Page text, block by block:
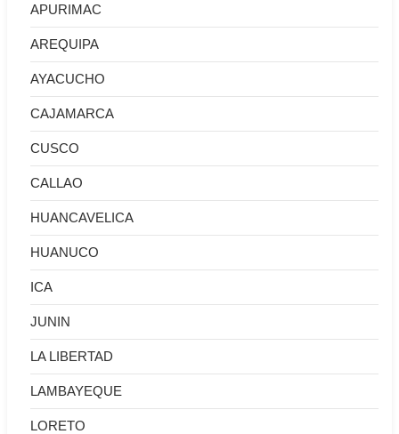
APURIMAC
AREQUIPA
AYACUCHO
CAJAMARCA
CUSCO
CALLAO
HUANCAVELICA
HUANUCO
ICA
JUNIN
LA LIBERTAD
LAMBAYEQUE
LORETO